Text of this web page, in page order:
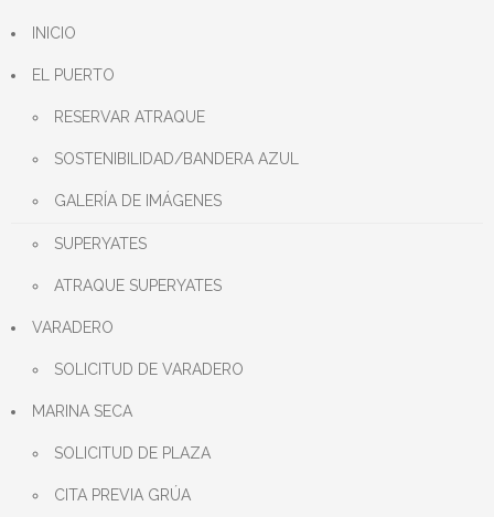
INICIO
EL PUERTO
RESERVAR ATRAQUE
SOSTENIBILIDAD/BANDERA AZUL
GALERÍA DE IMÁGENES
SUPERYATES
ATRAQUE SUPERYATES
VARADERO
SOLICITUD DE VARADERO
MARINA SECA
SOLICITUD DE PLAZA
CITA PREVIA GRÚA